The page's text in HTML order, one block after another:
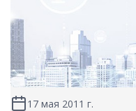
17 мая 2011 г.